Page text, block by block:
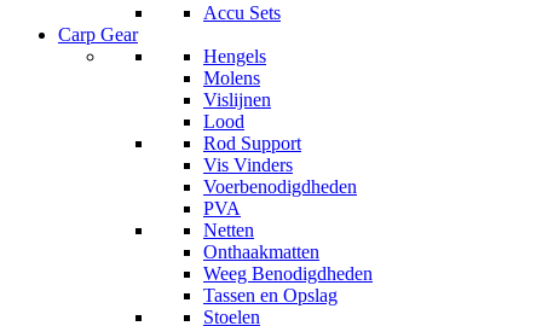
Accu Sets
Carp Gear
Hengels
Molens
Vislijnen
Lood
Rod Support
Vis Vinders
Voerbenodigdheden
PVA
Netten
Onthaakmatten
Weeg Benodigdheden
Tassen en Opslag
Stoelen